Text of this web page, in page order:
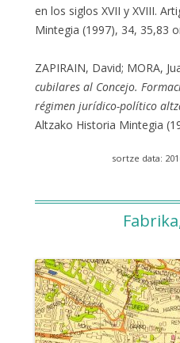
en los siglos XVII y XVIII.
Mintegia (1997), 34, 35,83
ZAPIRAIN, David; MORA,
cubilares al Concejo.
régimen jurídico-político
Altzako Historia Mintegia
sortze data: